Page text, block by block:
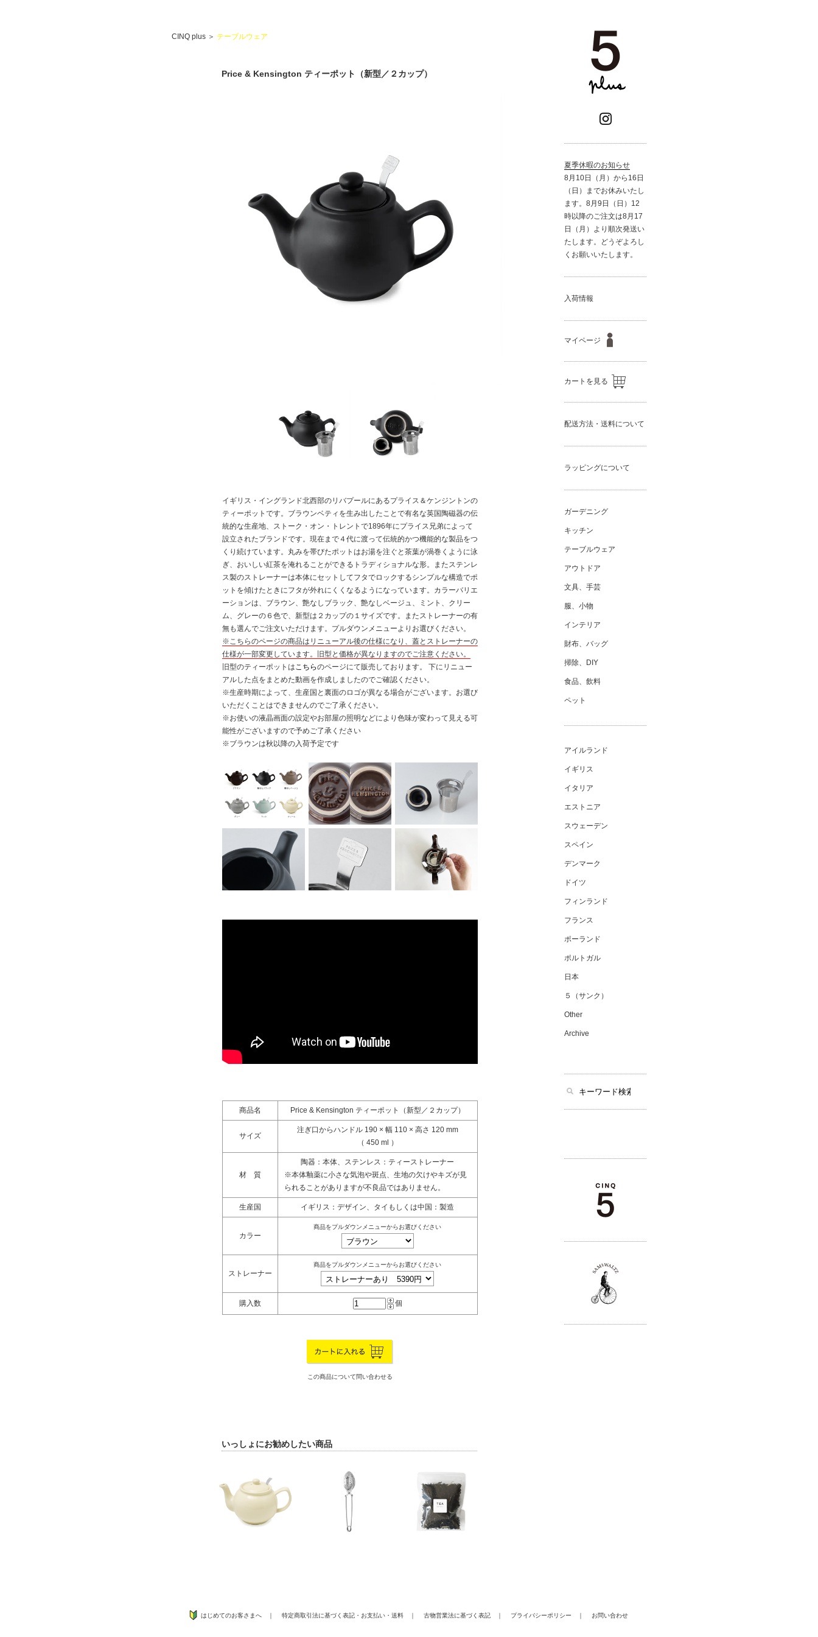
CINQ plus ＞ テーブルウェア
Price & Kensington ティーポット（新型／２カップ）
イギリス・イングランド北西部のリバプールにあるプライス＆ケンジントンの
ティーポットです。ブラウンベティを生み出したことで有名な英国陶磁器の伝
統的な生産地、ストーク・オン・トレントで1896年にプライス兄弟によって
設立されたブランドです。現在まで４代に渡って伝統的かつ機能的な製品をつ
くり続けています。丸みを帯びたポットはお湯を注ぐと茶葉が渦巻くように泳
ぎ、おいしい紅茶を淹れることができるトラディショナルな形。またステンレ
ス製のストレーナーは本体にセットしてフタでロックするシンプルな構造でポ
ットを傾けたときにフタが外れにくくなるようになっています。カラーバリエ
ーションは、ブラウン、艶なしブラック、艶なしベージュ、ミント、クリー
ム、グレーの６色で、新型は２カップの１サイズです。またストレーナーの有
無も選んでご注文いただけます。プルダウンメニューよりお選びください。
※こちらのページの商品はリニューアル後の仕様になり、蓋とストレーナーの
仕様が一部変更しています。旧型と価格が異なりますのでご注意ください。
旧型のティーポットはこちらのページにて販売しております。 下にリニュー
アルした点をまとめた動画を作成しましたのでご確認ください。
※生産時期によって、生産国と裏面のロゴが異なる場合がございます。お選び
いただくことはできませんのでご了承ください。
※お使いの液晶画面の設定やお部屋の照明などにより色味が変わって見える可
能性がございますので予めご了承ください
※ブラウンは秋以降の入荷予定です
商品名 Price & Kensington ティーポット（新型／２カップ）
サイズ
注ぎ口からハンドル 190 × 幅 110 × 高さ 120 mm
（ 450 ml ）
材 質
陶器：本体、ステンレス：ティーストレーナー
※本体釉薬に小さな気泡や斑点、生地の欠けやキズが見
られることがありますが不良品ではありません。
生産国 イギリス：デザイン、タイもしくは中国：製造
カラー
商品をプルダウンメニューからお選びください
ストレーナー
商品をプルダウンメニューからお選びください
購入数 個
この商品について問い合わせる
いっしょにお勧めしたい商品
夏季休暇のお知らせ
8月10日（月）から16日
（日）までお休みいたし
ます。8月9日（日）12
時以降のご注文は8月17
日（月）より順次発送い
たします。どうぞよろし
くお願いいたします。
入荷情報
マイページ
カートを見る
配送方法・送料について
ラッピングについて
ガーデニング
キッチン
テーブルウェア
アウトドア
文具、手芸
服、小物
インテリア
財布、バッグ
掃除、DIY
食品、飲料
ペット
アイルランド
イギリス
イタリア
エストニア
スウェーデン
スペイン
デンマーク
ドイツ
フィンランド
フランス
ポーランド
ポルトガル
日本
５（サンク）
Other
Archive
はじめてのお客さまへ ｜ 特定商取引法に基づく表記 ・ お支払い ・ 送料 ｜ 古物営業法に基づく表記 ｜ プライバシーポリシー ｜ お問い合わせ